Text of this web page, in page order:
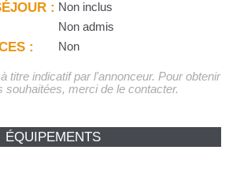
: Non inclus
Non admis
: Non
titre indicatif par l'annonceur. Pour obtenir
souhaitées, merci de le contacter.
ÉQUIPEMENTS